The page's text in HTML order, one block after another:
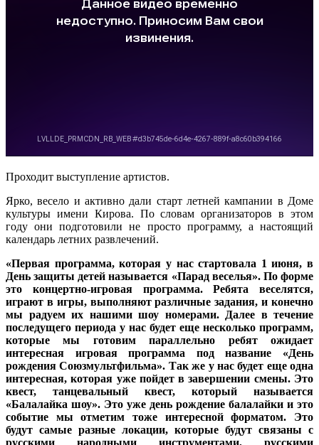
Проходит выступление артистов.
Ярко, весело и активно дали старт летней кампании в Доме
культуры имени Кирова. По словам организаторов в этом
году они подготовили не просто программу, а настоящий
календарь летних развлечений.
«Первая программа, которая у нас стартовала 1 июня, в
День защиты детей называется «Парад веселья». По форме
это концертно-игровая программа. Ребята веселятся,
играют в игры, выполняют различные задания, и конечно
мы радуем их нашими шоу номерами. Далее в течение
последущего периода у нас будет еще несколько программ,
которые мы готовим параллельно ребят ожидает
интересная игровая программа под название «День
рождения Союзмультфильма». Так же у нас будет еще одна
интересная, которая уже пойдет в завершении смены. Это
квест, танцевальный квест, который называется
«Балалайка шоу». Это уже день рождение балалайки и это
событие мы отметим тоже интересной форматом. Это
будут самые разные локации, которые будут связаны с
русскими народными инструментами, русскими